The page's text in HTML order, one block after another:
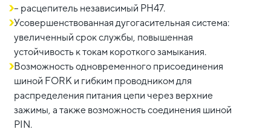
– расцепитель независимый РН47.
Усовершенствованная дугогасительная система:
увеличенный срок службы, повышенная
устойчивость к токам короткого замыкания.
Возможность одновременного присоединения
шиной FORK и гибким проводником для
распределения питания цепи через верхние
зажимы, а также возможность соединения шиной
PIN.